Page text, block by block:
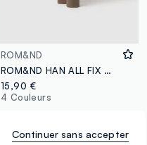
ROM&ND
ROM&ND HAN ALL FIX MASCARA L02 LONG ASH - maquillage coréen
15,90 €
4 Couleurs
Continuer sans accepter